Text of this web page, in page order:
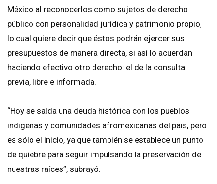
México al reconocerlos como sujetos de derecho
público con personalidad jurídica y patrimonio propio,
lo cual quiere decir que éstos podrán ejercer sus
presupuestos de manera directa, si así lo acuerdan
haciendo efectivo otro derecho: el de la consulta
previa, libre e informada.
“Hoy se salda una deuda histórica con los pueblos
indígenas y comunidades afromexicanas del país, pero
es sólo el inicio, ya que también se establece un punto
de quiebre para seguir impulsando la preservación de
nuestras raíces”, subrayó.